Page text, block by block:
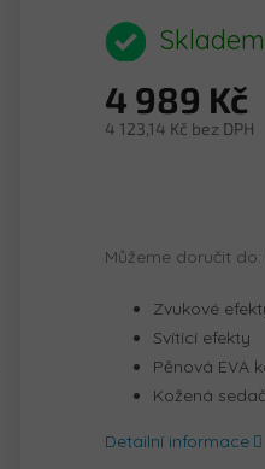
produktu
je
z
5
4 989 Kč
4 123,14 Kč bez DPH
Můžeme doručit do:
Zvukové
Svítící efekty
Pěnová EVA
Kožená
Detailní informace